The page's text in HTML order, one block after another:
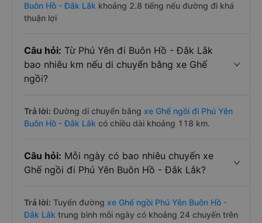
Buôn Hồ - Đắk Lắk khoảng 2.8 tiếng nếu đường đi khá
thuận lợi
Câu hỏi: Từ Phú Yên đi Buôn Hồ - Đắk Lắk
bao nhiêu km nếu di chuyển bằng xe Ghế
ngồi?
Trả lời: Đường di chuyển bằng xe Ghế ngồi đi Phú Yên
Buôn Hồ - Đắk Lắk có chiều dài khoảng 118 km.
Câu hỏi: Mỗi ngày có bao nhiêu chuyến xe
Ghế ngồi đi Phú Yên Buôn Hồ - Đắk Lắk?
Trả lời: Tuyến đường xe Ghế ngồi Phú Yên Buôn Hồ -
Đắk Lắk trung bình mỗi ngày có khoảng 24 chuyến trên